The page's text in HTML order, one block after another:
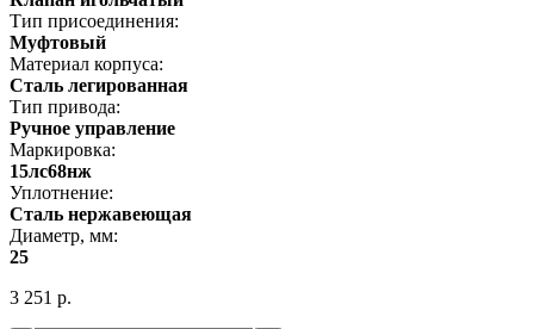
Тип присоединения:
Муфтовый
Материал корпуса:
Сталь легированная
Тип привода:
Ручное управление
Маркировка:
15лс68нж
Уплотнение:
Сталь нержавеющая
Диаметр, мм:
25
3 251 р.